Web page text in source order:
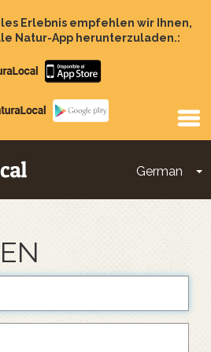
Erlebnis empfehlen wir Ihnen,
Natur-App herunterzuladen.:
Apple
store
Google
Play
German
Main